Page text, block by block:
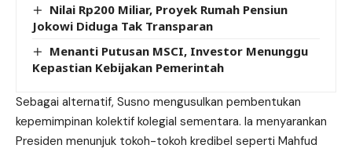
Nilai Rp200 Miliar, Proyek Rumah Pensiun
Jokowi Diduga Tak Transparan
Menanti Putusan MSCI, Investor Menunggu
Kepastian Kebijakan Pemerintah
Sebagai alternatif, Susno mengusulkan pembentukan
kepemimpinan kolektif kolegial sementara. Ia menyarankan
Presiden menunjuk tokoh-tokoh kredibel seperti Mahfud